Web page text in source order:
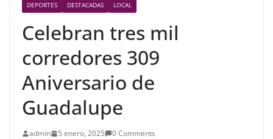
DEPORTES DESTACADAS LOCAL
Celebran tres mil
corredores 309
Aniversario de
Guadalupe
admin 5 enero, 2025 0 Comments